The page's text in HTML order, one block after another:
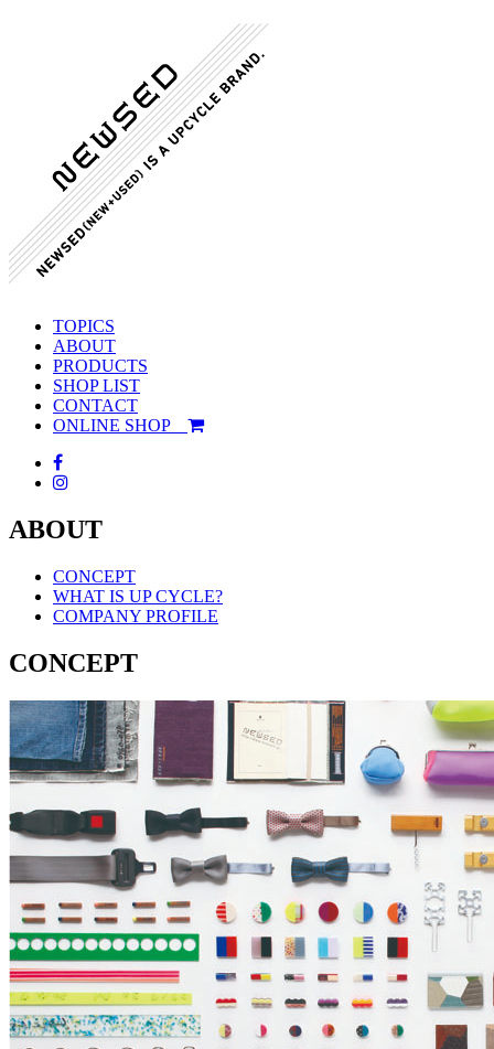
TOPICS
ABOUT
PRODUCTS
SHOP LIST
CONTACT
ONLINE SHOP
ABOUT
CONCEPT
WHAT IS UP CYCLE?
COMPANY PROFILE
CONCEPT